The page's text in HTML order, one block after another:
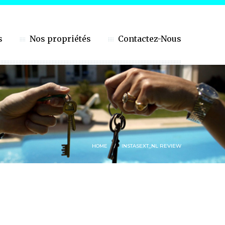
Nos propriétés Contactez-Nous
HOME INSTASEXT_NL REVIEW